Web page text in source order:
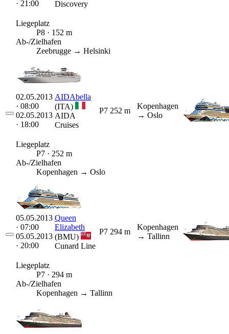
· 21:00 Discovery
Liegeplatz
P8 · 152 m
Ab-/Zielhafen
Zeebrugge → Helsinki
02.05.2013
· 08:00
02.05.2013
· 18:00
AIDAbella
(ITA)
AIDA
Cruises
P7 252 m
Kopenhagen
→ Oslo
Liegeplatz
P7 · 252 m
Ab-/Zielhafen
Kopenhagen → Oslo
05.05.2013
· 07:00
05.05.2013
· 20:00
Queen
Elizabeth
(BMU)
Cunard Line
P7 294 m
Kopenhagen
→ Tallinn
Liegeplatz
P7 · 294 m
Ab-/Zielhafen
Kopenhagen → Tallinn